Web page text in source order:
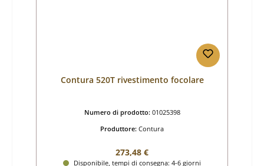
Contura 520T rivestimento focolare
Numero di prodotto: 01025398
Produttore: Contura
Prezzo normale:
273,48 €
Disponibile, tempi di consegna: 4-6 giorni